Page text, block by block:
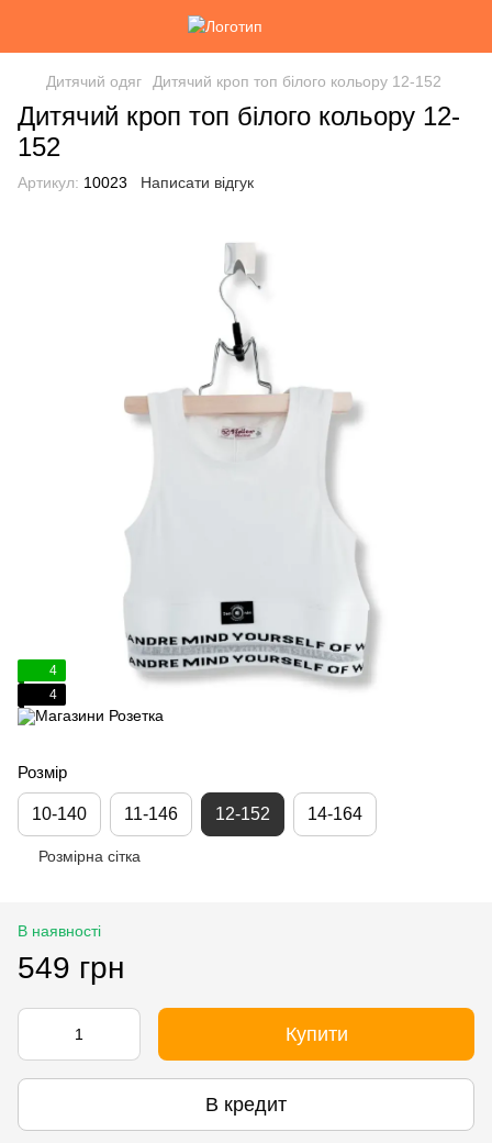
Дитячий одяг Дитячий кроп топ білого кольору 12-152
Дитячий кроп топ білого кольору 12-
152
Артикул: 10023 Написати відгук
4
4
Розмір
10-140 11-146 12-152 14-164
Розмірна сітка
В наявності
549 грн
Купити
В кредит